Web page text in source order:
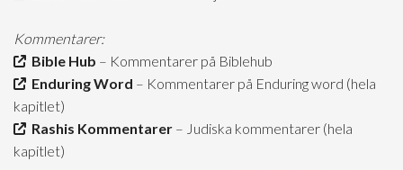
Kommentarer:
Bible Hub – Kommentarer på Biblehub
Enduring Word – Kommentarer på Enduring word (hela
kapitlet)
Rashis Kommentarer – Judiska kommentarer (hela
kapitlet)